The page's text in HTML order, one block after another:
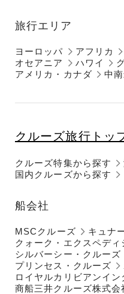
旅行エリア
ヨーロッパ アフリカ
オセアニア
ハワイ
アメリカ・カナダ
中
クルーズ旅行トッ
クルーズ特集から探す
国内クルーズから探す
船会社
MSCクルーズ
キュナ
クォーク・エクスペディ
シルバーシー・クルーズ
プリンセス・クルーズ
ロイヤルカリビアンイ
商船三井クルーズ株式会